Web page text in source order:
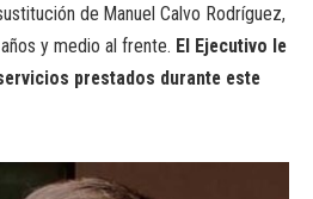
de Manuel Calvo Rodríguez,
y medio al frente. El Ejecutivo le
prestados durante este